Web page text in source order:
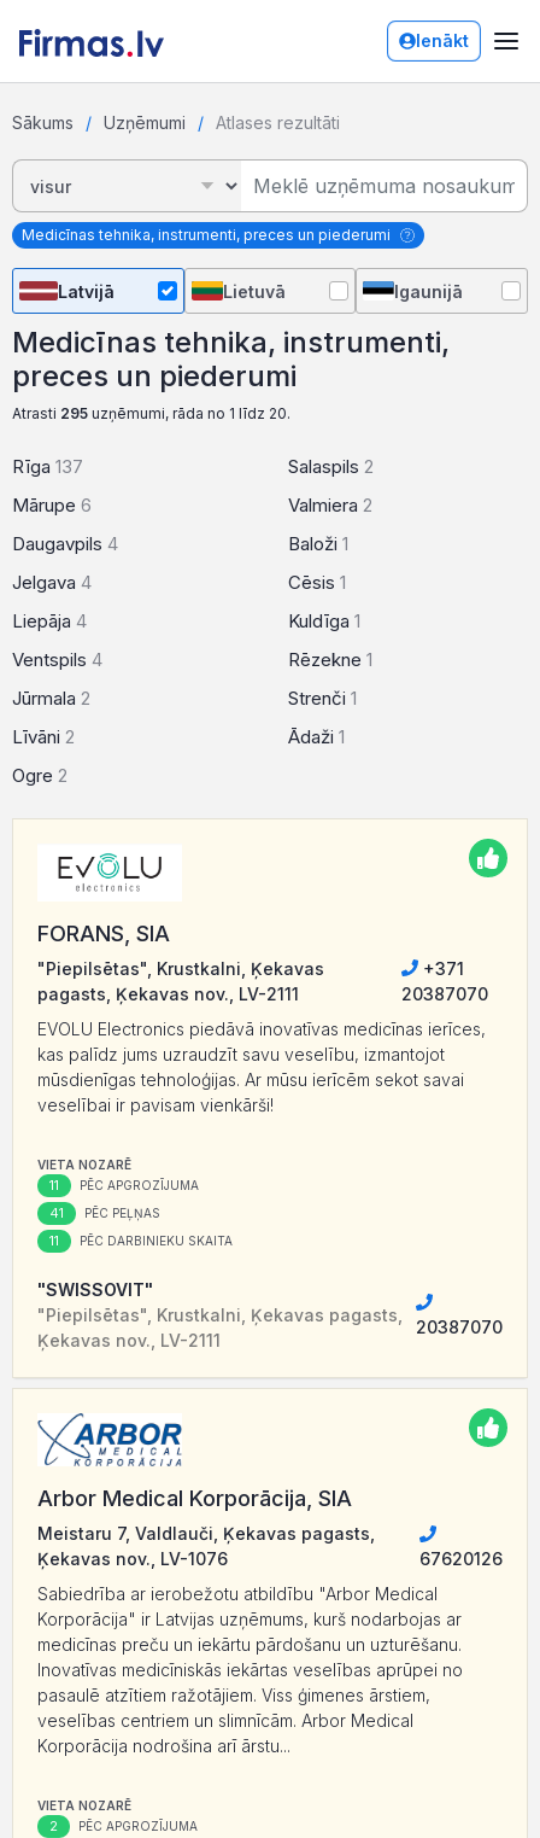
Ienākt
Sākums Uzņēmumi Atlases rezultāti
Medicīnas tehnika, instrumenti, preces un piederumi
Latvijā Lietuvā Igaunijā
Medicīnas tehnika, instrumenti,
preces un piederumi
Atrasti 295 uzņēmumi, rāda no 1 līdz 20.
Rīga 137
Mārupe 6
Daugavpils 4
Jelgava 4
Liepāja 4
Ventspils 4
Jūrmala 2
Līvāni 2
Ogre 2
Salaspils 2
Valmiera 2
Baloži 1
Cēsis 1
Kuldīga 1
Rēzekne 1
Strenči 1
Ādaži 1
FORANS, SIA
"Piepilsētas", Krustkalni, Ķekavas
pagasts, Ķekavas nov., LV-2111
+371
20387070
EVOLU Electronics piedāvā inovatīvas medicīnas ierīces,
kas palīdz jums uzraudzīt savu veselību, izmantojot
mūsdienīgas tehnoloģijas. Ar mūsu ierīcēm sekot savai
veselībai ir pavisam vienkārši!
VIETA NOZARĒ
11 PĒC APGROZĪJUMA
41 PĒC PEĻŅAS
11 PĒC DARBINIEKU SKAITA
"SWISSOVIT"
"Piepilsētas", Krustkalni, Ķekavas pagasts,
Ķekavas nov., LV-2111
20387070
Arbor Medical Korporācija, SIA
Meistaru 7, Valdlauči, Ķekavas pagasts,
Ķekavas nov., LV-1076
67620126
Sabiedrība ar ierobežotu atbildību "Arbor Medical
Korporācija" ir Latvijas uzņēmums, kurš nodarbojas ar
medicīnas preču un iekārtu pārdošanu un uzturēšanu.
Inovatīvas medicīniskās iekārtas veselības aprūpei no
pasaulē atzītiem ražotājiem. Viss ģimenes ārstiem,
veselības centriem un slimnīcām. Arbor Medical
Korporācija nodrošina arī ārstu...
VIETA NOZARĒ
2 PĒC APGROZĪJUMA